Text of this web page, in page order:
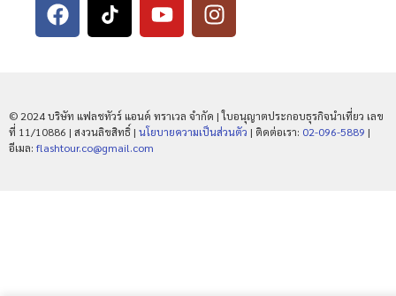
© 2024 บริษัท แฟลชทัวร์ แอนด์ ทราเวล จำกัด | ใบอนุญาตประกอบธุรกิจนำเที่ยว เลข
ที่ 11/10886 | สงวนลิขสิทธิ์ | นโยบายความเป็นส่วนตัว | ติดต่อเรา: 02-096-5889 |
อีเมล: flashtour.co@gmail.com